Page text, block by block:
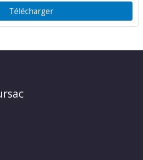
Télécharger